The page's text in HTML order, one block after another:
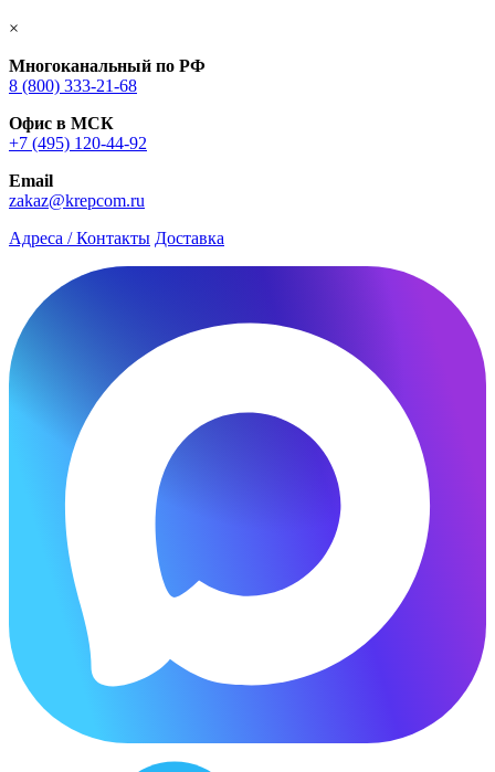
×
Многоканальный по РФ
8 (800) 333‑21-68
Офис в МСК
+7 (495) 120-44-92
Email
zakaz@krepcom.ru
Адреса / Контакты Доставка